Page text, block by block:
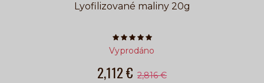
Lyofilizované maliny 20g
Počet hvězdiček je 5 z 5
Vyprodáno
2,112 € 2,816 €